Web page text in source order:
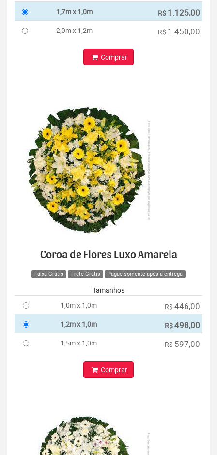
1,7m x 1,0m R$ 1.125,00
2,0m x 1,2m R$ 1.450,00
Comprar
Coroa de Flores Luxo Amarela
Faixa Grátis Frete Grátis Pague somente após a entrega
Tamanhos
1,0m x 1,0m
R$ 446,00
1,2m x 1,0m R$498,00
1,5m x 1,0m R$ 597,00
Comprar